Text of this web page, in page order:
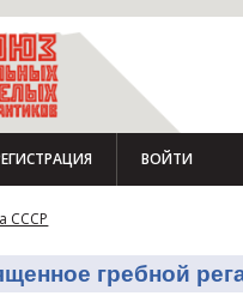
ВОЙТИ
СССР
гребной